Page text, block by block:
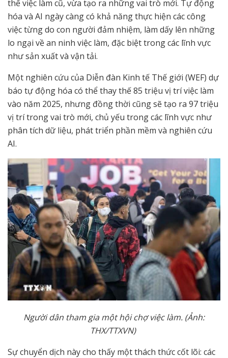
thế việc làm cũ, vừa tạo ra những vai trò mới. Tự động
hóa và AI ngày càng có khả năng thực hiện các công
việc từng do con người đảm nhiệm, làm dấy lên những
lo ngại về an ninh việc làm, đặc biệt trong các lĩnh vực
như sản xuất và vận tải.
Một nghiên cứu của Diễn đàn Kinh tế Thế giới (WEF) dự
báo tự động hóa có thể thay thế 85 triệu vị trí việc làm
vào năm 2025, nhưng đồng thời cũng sẽ tạo ra 97 triệu
vị trí trong vai trò mới, chủ yếu trong các lĩnh vực như
phân tích dữ liệu, phát triển phần mềm và nghiên cứu
AI.
Người dân tham gia một hội chợviệc làm. (Ảnh:
THX/TTXVN)
Sự chuyển dịch này cho thấy một thách thức cốt lõi: các